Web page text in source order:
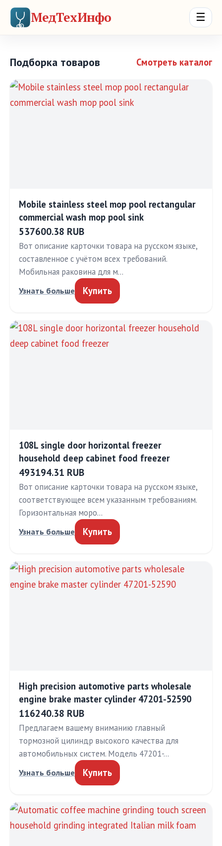
МедТехИнфо ☰
Подборка товаров Смотреть каталог
Mobile stainless steel mop pool rectangular
commercial wash mop pool sink
537600.38 RUB
Вот описание карточки товара на русском языке,
составленное с учётом всех требований.
Мобильная раковина для м…
Узнать больше Купить
108L single door horizontal freezer
household deep cabinet food freezer
493194.31 RUB
Вот описание карточки товара на русском языке,
соответствующее всем указанным требованиям.
Горизонтальная моро…
Узнать больше Купить
High precision automotive parts wholesale
engine brake master cylinder 47201-52590
116240.38 RUB
Предлагаем вашему вниманию главный
тормозной цилиндр высокого качества для
автомобильных систем. Модель 47201-…
Узнать больше Купить